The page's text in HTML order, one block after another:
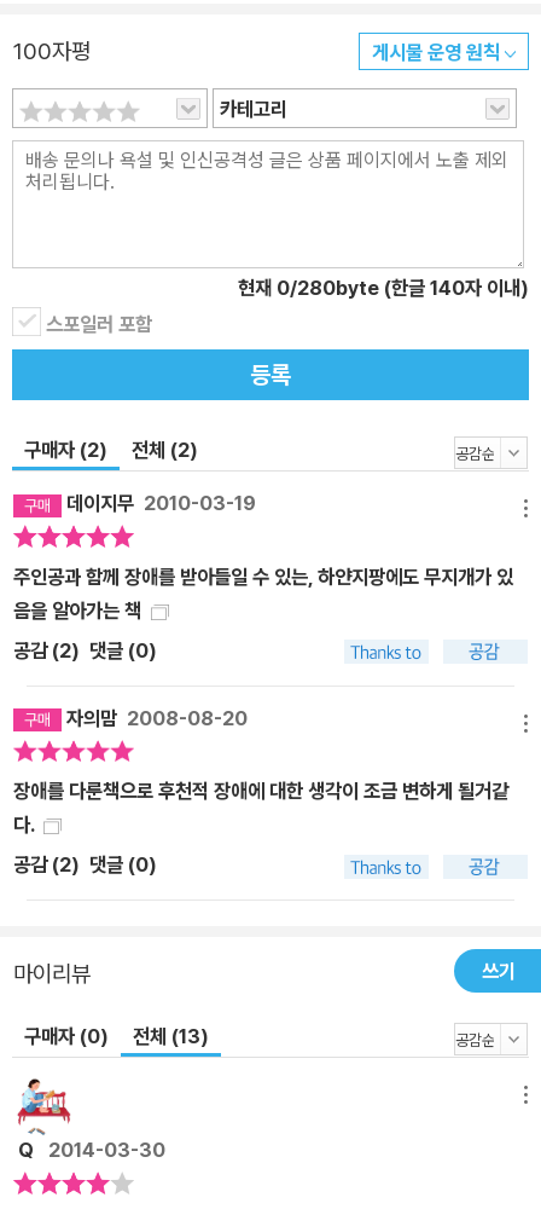
나라에서 흰지팡이는 시각 장애인들만이 사용하게 되어 있습니다.
100자평 게시물 운영 원칙
카테고리
현재 0/280byte (한글 140자 이내)
스포일러 포함
등록
구매자 (2) 전체 (2)
데이지무 2010-03-19
주인공과 함께 장애를 받아들일 수 있는, 하얀지팡에도 무지개가 있
음을 알아가는 책
공감 (2) 댓글 (0)
자의맘 2008-08-20
장애를 다룬책으로 후천적 장애에 대한 생각이 조금 변하게 될거같
다.
공감 (2) 댓글 (0)
마이리뷰 쓰기
구매자 (0) 전체 (13)
Q 2014-03-30